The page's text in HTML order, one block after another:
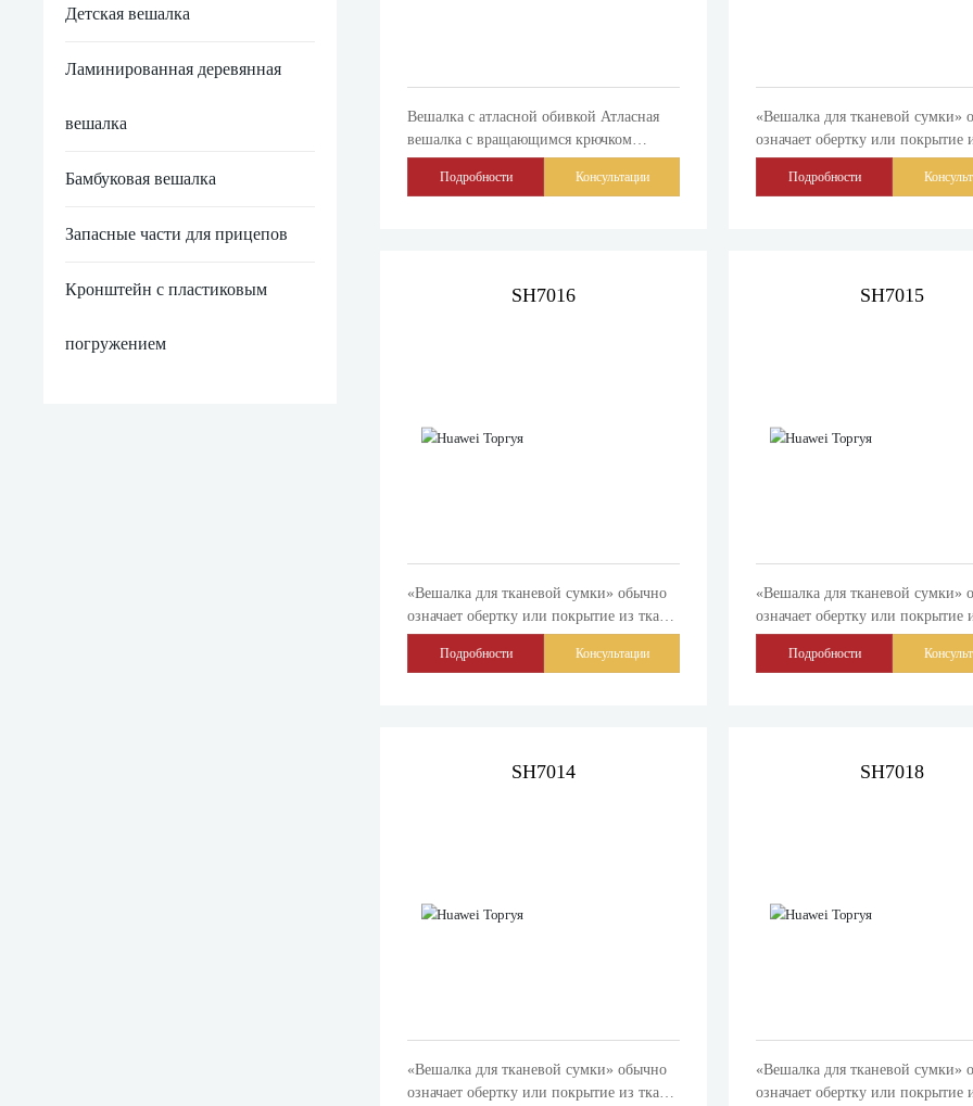
Детская вешалка
Ламинированная деревянная
вешалка
Бамбуковая вешалка
Запасные части для прицепов
Кронштейн с пластиковым
погружением
Вешалка с атласной обивкой Атласная
вешалка с вращающимся крючком
ржавчины. Вешалка на плечо для
подвешивания платьев, свитеров,
Подробности Консультации
«Вешалка для тканевой сумки»
означает обертку или покрытие
для хранения, защиты или
предметов. «Вешалка»-это
Подробности
SH7016
«Вешалка для тканевой сумки» обычно
означает обертку или покрытие из ткани
для хранения, защиты или украшения
предметов. «Вешалка»-это полка для
Подробности Консультации
SH7015
«Вешалка для тканевой сумки»
означает обертку или покрытие
для хранения, защиты или
предметов. «Вешалка»-это
Подробности
SH7014
«Вешалка для тканевой сумки» обычно
означает обертку или покрытие из ткани
SH7018
«Вешалка для тканевой сумки»
означает обертку или покрытие